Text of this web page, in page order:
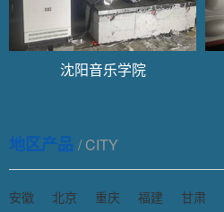
沈阳音乐学院
地区产品 / CITY
安徽 北京 重庆 福建 甘肃